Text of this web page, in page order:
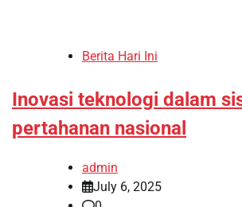
Berita Hari Ini
Inovasi teknologi dalam
pertahanan nasional
admin
July 6, 2025